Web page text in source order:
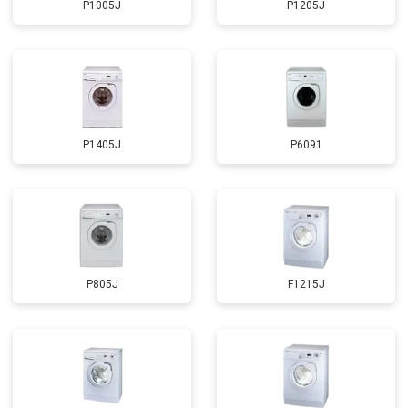
Замена мотора от 3800 ₽ Заказать
температуры
Замена ТЭН от 2300 ₽
Замена заливного шланга от 2150 ₽ Заказать
Замена прессостата от 3350 ₽
Замена сливного насоса от 3450 ₽ Заказать
Замена циркуляционного насоса от 3800 ₽ Заказать
P1005J P1205J
P1405J P6091
P805J F1215J